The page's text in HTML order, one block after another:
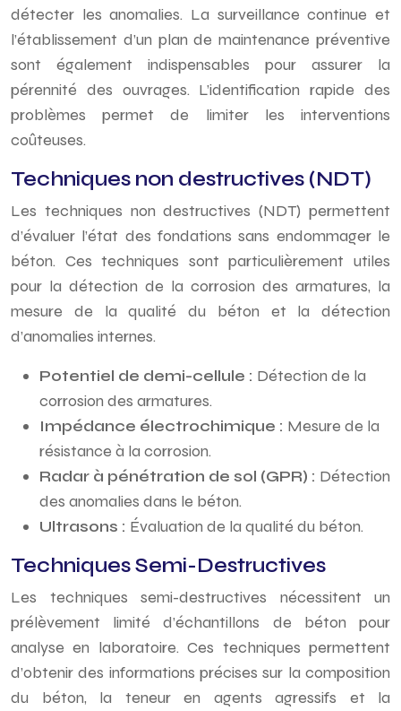
détecter les anomalies. La surveillance continue et
l’établissement d’un plan de maintenance préventive
sont également indispensables pour assurer la
pérennité des ouvrages. L’identification rapide des
problèmes permet de limiter les interventions
coûteuses.
Techniques non destructives (NDT)
Les techniques non destructives (NDT) permettent
d’évaluer l’état des fondations sans endommager le
béton. Ces techniques sont particulièrement utiles
pour la détection de la corrosion des armatures, la
mesure de la qualité du béton et la détection
d’anomalies internes.
Potentiel de demi-cellule : Détection de la
corrosion des armatures.
Impédance électrochimique : Mesure de la
résistance à la corrosion.
Radar à pénétration de sol (GPR) : Détection
des anomalies dans le béton.
Ultrasons : Évaluation de la qualité du béton.
Techniques Semi-Destructives
Les techniques semi-destructives nécessitent un
prélèvement limité d’échantillons de béton pour
analyse en laboratoire. Ces techniques permettent
d’obtenir des informations précises sur la composition
du béton, la teneur en agents agressifs et la